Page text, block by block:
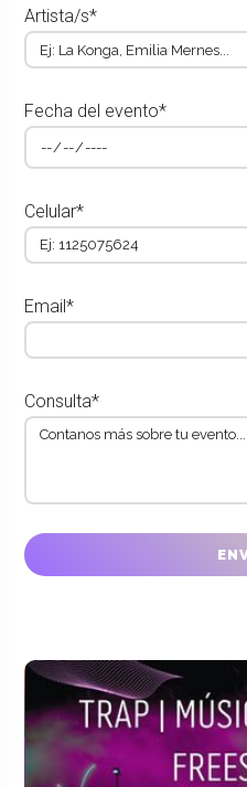
Artista/s*
Fecha del evento*
Celular*
Email*
Consulta*